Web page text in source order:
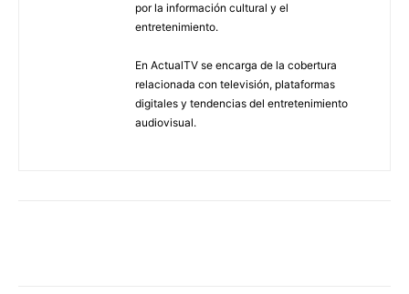
por la información cultural y el
entretenimiento.
En ActualTV se encarga de la cobertura
relacionada con televisión, plataformas
digitales y tendencias del entretenimiento
audiovisual.